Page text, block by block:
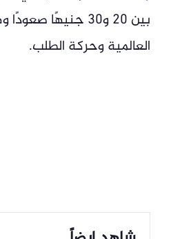
بين 20 و30 جنيهًا
العالمية وحركة الطلب.